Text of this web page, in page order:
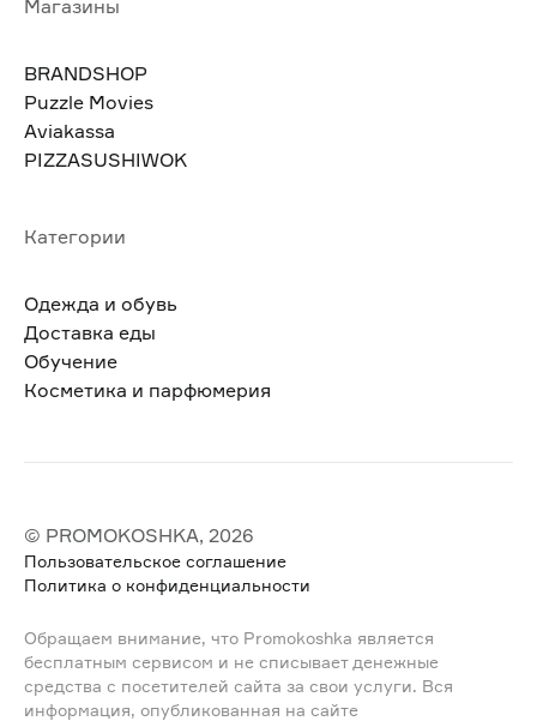
Магазины
BRANDSHOP
Puzzle Movies
Aviakassa
PIZZASUSHIWOK
Категории
Одежда и обувь
Доставка еды
Обучение
Косметика и парфюмерия
© PROMOKOSHKA, 2026
Пользовательское соглашение
Политика о конфиденциальности
Обращаем внимание, что Promokoshka является
бесплатным сервисом и не списывает денежные
средства с посетителей сайта за свои услуги. Вся
информация, опубликованная на сайте